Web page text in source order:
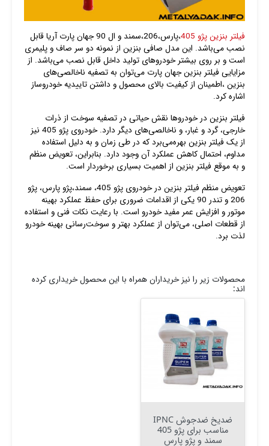
فیلتر بنزین پژو 405
،پارس،206،سمند و ال 90 جهان پارت آریا قابل
نصب می‌باشد. این مدل صافی بنزین از نمونه دو سر صاف و پلیمری
است و بر روی بیشتر خودروهای تولید داخل قابل نصب می‌باشد. از
مزایایی فیلتر بنزین جهان پارت می‌توان به تصفیه ناخالصی‌های
بنزین ،اطمینان از کیفیت بالای محصول و داشتن تاییدیه خودروساز
اشاره کرد.
فیلتر بنزین در خودروها نقش حیاتی در تصفیه سوخت از ذرات
خارجی، گرد و غبار، و ناخالصی‌های دیگر دارد. خودروی پژو 405 نیز
از یک فیلتر بنزین بهره‌می‌برد که در طی زمان و به دلیل استفاده
مداوم، احتمال کاهش عملکرد آن وجود دارد. بنابراین، تعویض منظم
و به موقع فیلتر بنزین از اهمیت بسیاری برخوردار است.
تعویض منظم فیلتر بنزین در خودروی پژو 405، سمند،پژو پارس، پژو
206 و تندر 90 یکی از اقدامات ضروری برای حفظ عملکرد بهینه
موتور و افزایش عمر مفید خودرو است. با رعایت نکات فنی و استفاده
از قطعات اصلی، می‌توان از عملکرد بهتر و سوخت‌رسانی بهینه خودرو
لذت برد.
محصولات زیر را نیز خریداران همراه با این محصول خریداری کرده
اند:
ضدیخ ضدجوش IPNC
مناسب برای پژو 405
سمند و پژو پارس